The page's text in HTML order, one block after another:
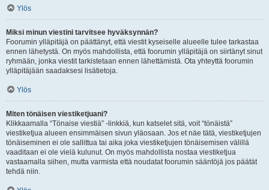
Ylös
Miksi minun viestini tarvitsee hyväksynnän?
Foorumin ylläpitäjä on päättänyt, että viestit kyseiselle alueelle tulee tarkastaa
ennen lähetystä. On myös mahdollista, että foorumin ylläpitäjä on siirtänyt sinut
ryhmään, jonka viestit tarkistetaan ennen lähettämistä. Ota yhteyttä foorumin
ylläpitäjään saadaksesi lisätietoja.
Ylös
Miten tönäisen viestiketjuani?
Klikkaamalla “Tönaise viestiä” -linkkiä, kun katselet sitä, voit “tönäistä”
viestiketjua alueen ensimmäisen sivun yläosaan. Jos et näe tätä, viestiketjujen
tönäiseminen ei ole sallittua tai aika joka viestiketjujen tönäisemisen välillä
vaaditaan ei ole vielä kulunut. On myös mahdollista nostaa viestiketjua
vastaamalla siihen, mutta varmista että noudatat foorumin sääntöjä jos päätät
tehdä niin.